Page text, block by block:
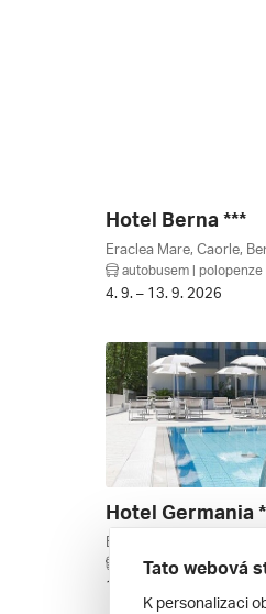
Hotel Berna ***
Eraclea Mare, Caorle,
autobusem | polopenze
4. 9. – 13. 9. 2026
Hotel Germania
autobusem | polopenze
18. 9. – 27. 9. 2026
Tato webová
K personalizaci